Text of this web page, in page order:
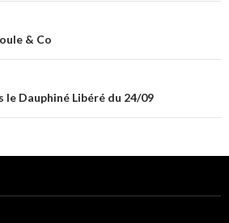
& Co
le Dauphiné Libéré du 24/09